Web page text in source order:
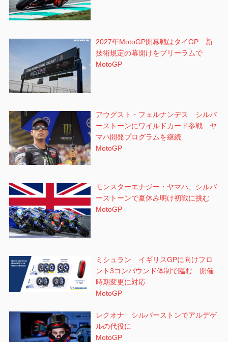
2027年MotoGP開幕戦はタイGP 新
技術規定の幕開けをブリーラムで
MotoGP
アウグスト・フェルナンデス シルバ
ーストーンにワイルドカード参戦 ヤ
マハ開発プログラムを継続
MotoGP
モンスターエナジー・ヤマハ、シルバ
ーストーンで夏休み明け初戦に挑む
MotoGP
ミシュラン イギリスGPに向けフロ
ント3コンパウンド体制で臨む 開催
時期変更に対応
MotoGP
レクオナ シルバーストンでアルデゲ
ルの代役に
MotoGP